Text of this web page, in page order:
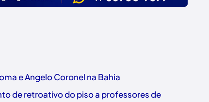
e Angelo Coronel na Bahia
de retroativo do piso a professores de